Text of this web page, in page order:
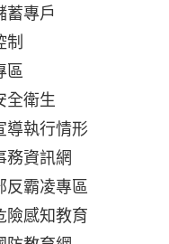
蓄專戶
制
區
全衛生
導執行情形
務資訊網
反霸凌專區
險感知教育